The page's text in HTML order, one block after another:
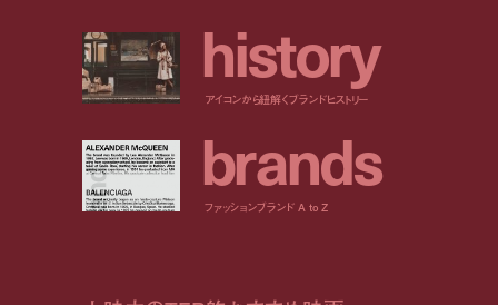
history
アイコンから紐解くブランドヒストリー
brands
ファッションブランド A to Z